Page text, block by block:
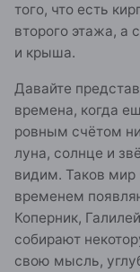
того, что есть
второго этажа, а
и крыша.
Давайте
времена, когда
ровным счётом
луна, солнце и
видим. Таков мир
временем
Коперник,
собирают
свою мысль,